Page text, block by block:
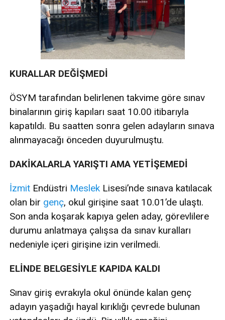
KURALLAR DEĞİŞMEDİ
ÖSYM tarafından belirlenen takvime göre sınav
binalarının giriş kapıları saat 10.00 itibarıyla
kapatıldı. Bu saatten sonra gelen adayların sınava
alınmayacağı önceden duyurulmuştu.
DAKİKALARLA YARIŞTI AMA YETİŞEMEDİ
İzmit Endüstri Meslek Lisesi’nde sınava katılacak
olan bir genç, okul girişine saat 10.01’de ulaştı.
Son anda koşarak kapıya gelen aday, görevlilere
durumu anlatmaya çalışsa da sınav kuralları
nedeniyle içeri girişine izin verilmedi.
ELİNDE BELGESİYLE KAPIDA KALDI
Sınav giriş evrakıyla okul önünde kalan genç
adayın yaşadığı hayal kırıklığı çevrede bulunan